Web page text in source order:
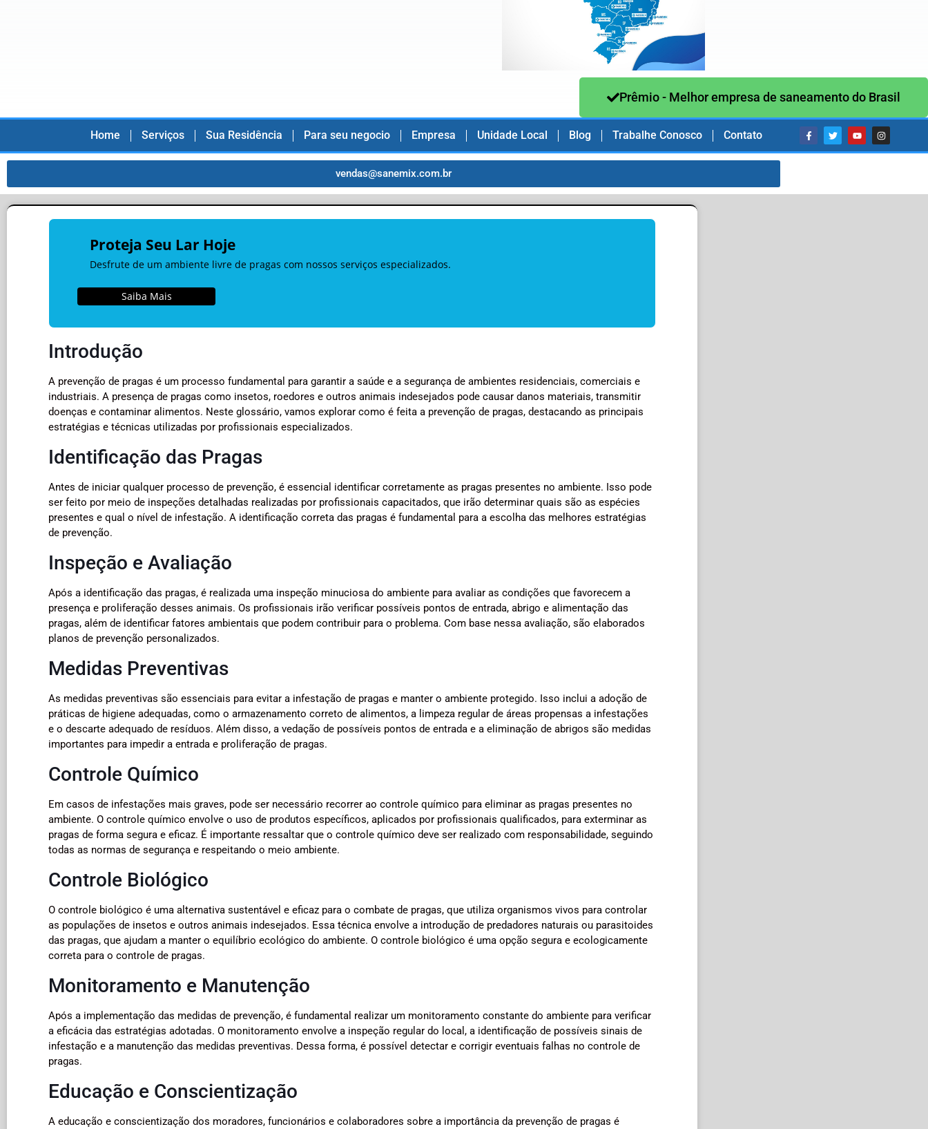
Prêmio - Melhor empresa de saneamento do Brasil
Home Serviços Sua Residência Para seu negocio Empresa Unidade Local Blog Trabalhe Conosco Contato
vendas@sanemix.com.br
Proteja Seu Lar Hoje
Desfrute de um ambiente livre de pragas com nossos serviços especializados.
Saiba Mais
Introdução
A prevenção de pragas é um processo fundamental para garantir a saúde e a segurança de ambientes residenciais, comerciais e
industriais. A presença de pragas como insetos, roedores e outros animais indesejados pode causar danos materiais, transmitir
doenças e contaminar alimentos. Neste glossário, vamos explorar como é feita a prevenção de pragas, destacando as principais
estratégias e técnicas utilizadas por profissionais especializados.
Identificação das Pragas
Antes de iniciar qualquer processo de prevenção, é essencial identificar corretamente as pragas presentes no ambiente. Isso pode
ser feito por meio de inspeções detalhadas realizadas por profissionais capacitados, que irão determinar quais são as espécies
presentes e qual o nível de infestação. A identificação correta das pragas é fundamental para a escolha das melhores estratégias
de prevenção.
Inspeção e Avaliação
Após a identificação das pragas, é realizada uma inspeção minuciosa do ambiente para avaliar as condições que favorecem a
presença e proliferação desses animais. Os profissionais irão verificar possíveis pontos de entrada, abrigo e alimentação das
pragas, além de identificar fatores ambientais que podem contribuir para o problema. Com base nessa avaliação, são elaborados
planos de prevenção personalizados.
Medidas Preventivas
As medidas preventivas são essenciais para evitar a infestação de pragas e manter o ambiente protegido. Isso inclui a adoção de
práticas de higiene adequadas, como o armazenamento correto de alimentos, a limpeza regular de áreas propensas a infestações
e o descarte adequado de resíduos. Além disso, a vedação de possíveis pontos de entrada e a eliminação de abrigos são medidas
importantes para impedir a entrada e proliferação de pragas.
Controle Químico
Em casos de infestações mais graves, pode ser necessário recorrer ao controle químico para eliminar as pragas presentes no
ambiente. O controle químico envolve o uso de produtos específicos, aplicados por profissionais qualificados, para exterminar as
pragas de forma segura e eficaz. É importante ressaltar que o controle químico deve ser realizado com responsabilidade, seguindo
todas as normas de segurança e respeitando o meio ambiente.
Controle Biológico
O controle biológico é uma alternativa sustentável e eficaz para o combate de pragas, que utiliza organismos vivos para controlar
as populações de insetos e outros animais indesejados. Essa técnica envolve a introdução de predadores naturais ou parasitoides
das pragas, que ajudam a manter o equilíbrio ecológico do ambiente. O controle biológico é uma opção segura e ecologicamente
correta para o controle de pragas.
Monitoramento e Manutenção
Após a implementação das medidas de prevenção, é fundamental realizar um monitoramento constante do ambiente para verificar
a eficácia das estratégias adotadas. O monitoramento envolve a inspeção regular do local, a identificação de possíveis sinais de
infestação e a manutenção das medidas preventivas. Dessa forma, é possível detectar e corrigir eventuais falhas no controle de
pragas.
Educação e Conscientização
A educação e conscientização dos moradores, funcionários e colaboradores sobre a importância da prevenção de pragas é